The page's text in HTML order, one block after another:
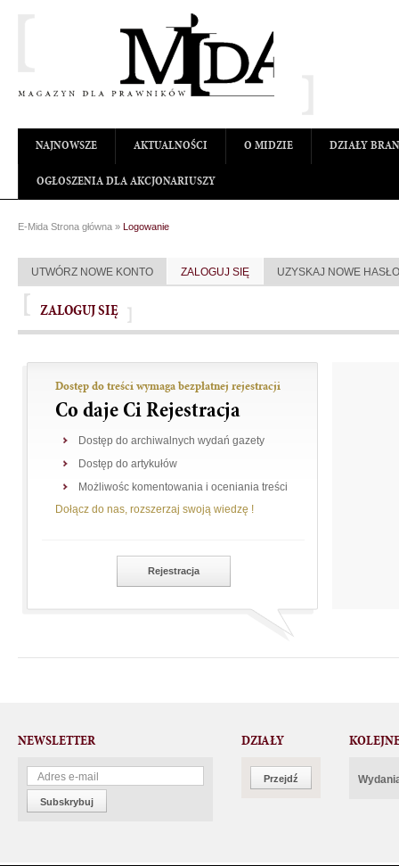
NAJNOWSZE AKTUALNOŚCI O MIDZIE DZIAŁY
OGŁOSZENIA DLA AKCJONARIUSZY
E-Mida Strona główna » Logowanie
UTWÓRZ NOWE KONTO ZALOGUJ SIĘ UZYSKAJ NOWE HASŁO
ZALOGUJ SIĘ
Dostęp do treści wymaga bezpłatnej rejestracji
Co daje Ci Rejestracja
Dostęp do archiwalnych wydań gazety
Dostęp do artykułów
Możliwośc komentowania i oceniania treści
Dołącz do nas, rozszerzaj swoją wiedzę !
Rejestracja
NEWSLETTER
Subskrybuj
DZIAŁY
Przejdź